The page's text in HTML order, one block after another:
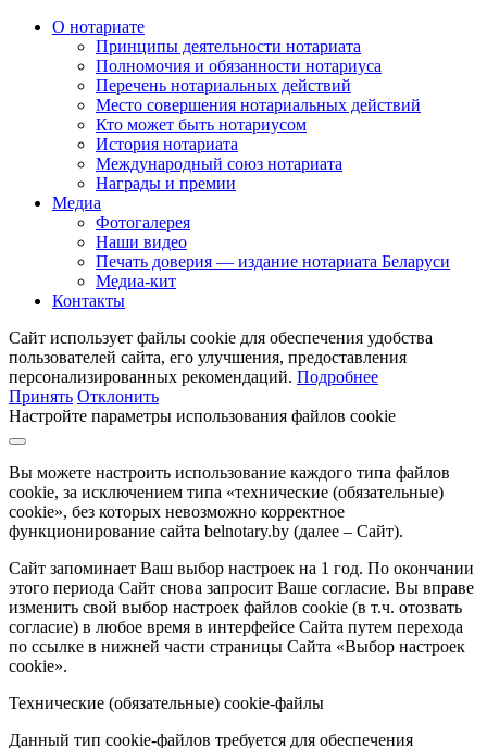
О нотариате
Принципы деятельности нотариата
Полномочия и обязанности нотариуса
Перечень нотариальных действий
Место совершения нотариальных действий
Кто может быть нотариусом
История нотариата
Международный союз нотариата
Награды и премии
Медиа
Фотогалерея
Наши видео
Печать доверия — издание нотариата Беларуси
Медиа-кит
Контакты
Сайт использует файлы cookie для обеспечения удобства
пользователей сайта, его улучшения, предоставления
персонализированных рекомендаций. Подробнее
Принять Отклонить
Настройте параметры использования файлов cookie
Вы можете настроить использование каждого типа файлов
cookie, за исключением типа «технические (обязательные)
cookie», без которых невозможно корректное
функционирование сайта belnotary.by (далее – Сайт).
Сайт запоминает Ваш выбор настроек на 1 год. По окончании
этого периода Сайт снова запросит Ваше согласие. Вы вправе
изменить свой выбор настроек файлов cookie (в т.ч. отозвать
согласие) в любое время в интерфейсе Сайта путем перехода
по ссылке в нижней части страницы Сайта «Выбор настроек
cookie».
Технические (обязательные) cookie-файлы
Данный тип cookie-файлов требуется для обеспечения